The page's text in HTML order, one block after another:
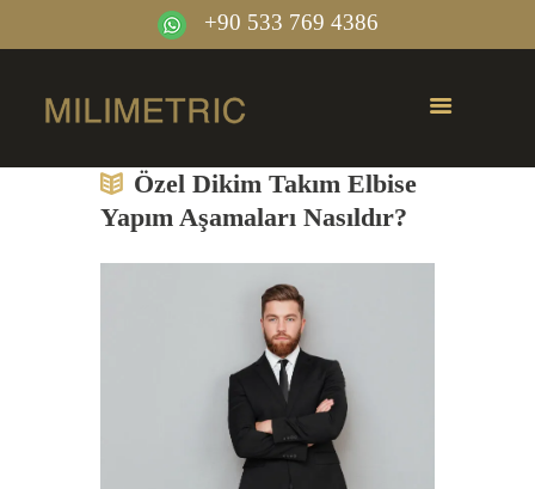
+90 533 769 4386
Özel Dikim Takım Elbise
Yapım Aşamaları Nasıldır?